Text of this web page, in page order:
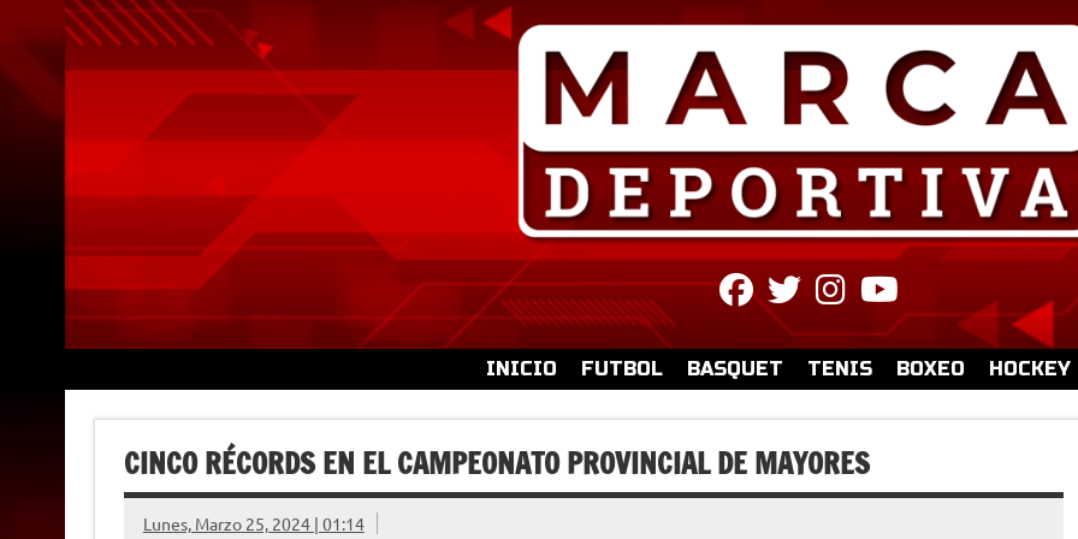
fab
fa-
facebook
fab
fa-
twitter
fab
fa-
instagram
fa-
youtube
INICIO FUTBOL BASQUET TENIS BOXEO HOCKEY
CINCO RÉCORDS EN EL CAMPEONATO PROVINCIAL DE MAYORES
Lunes, Marzo 25, 2024 | 01:14